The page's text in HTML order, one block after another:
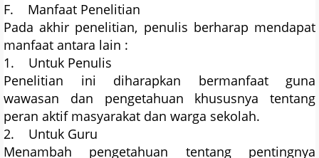
F. Manfaat Penelitian
Pada akhir penelitian, penulis berharap mendapat
manfaat antara lain :
1. Untuk Penulis
Penelitian ini diharapkan bermanfaat guna
wawasan dan pengetahuan khususnya tentang
peran aktif masyarakat dan warga sekolah.
2. Untuk Guru
Menambah pengetahuan tentang pentingnya